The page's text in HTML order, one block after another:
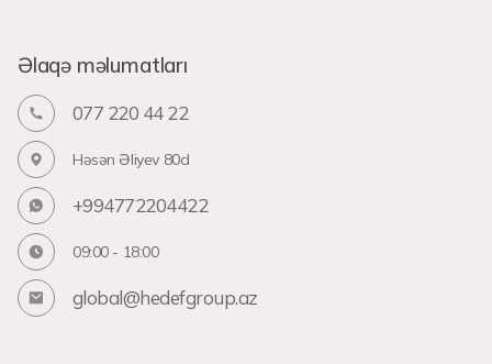
Əlaqə məlumatları
077 220 44 22
Həsən Əliyev 80d
+994772204422
09:00 - 18:00
global@hedefgroup.az